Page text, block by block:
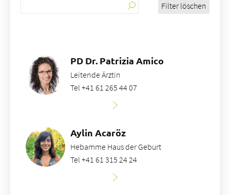
Emplois & carrière
Qualité
Domaines d'expertise
Service des urgences
Filter löschen
PD Dr. Patrizia Amico
Leitende Ärztin
Tel +41 61 265 44 07
Aylin Acaröz
Hebamme Haus der Geburt
Tel +41 61 315 24 24